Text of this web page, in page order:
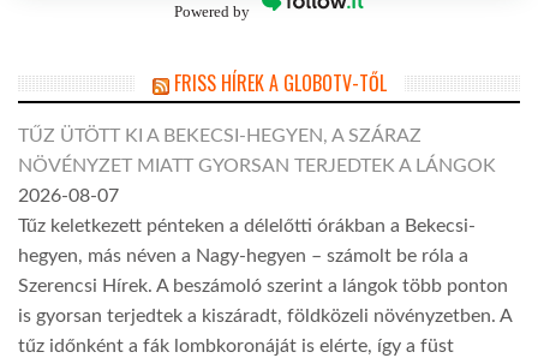
Powered by
FRISS HÍREK A GLOBOTV-TŐL
TŰZ ÜTÖTT KI A BEKECSI-HEGYEN, A SZÁRAZ
NÖVÉNYZET MIATT GYORSAN TERJEDTEK A LÁNGOK
2026-08-07
Tűz keletkezett pénteken a délelőtti órákban a Bekecsi-
hegyen, más néven a Nagy-hegyen – számolt be róla a
Szerencsi Hírek. A beszámoló szerint a lángok több ponton
is gyorsan terjedtek a kiszáradt, földközeli növényzetben. A
tűz időnként a fák lombkoronáját is elérte, így a füst